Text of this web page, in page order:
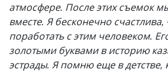
атмосфере. После этих съемок
вместе. Я бесконечно
поработать с этим человеком.
золотыми буквами в историю
эстрады. Я помню еще в детстве,